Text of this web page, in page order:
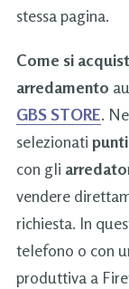
stessa pagina.
Come si
arredamento
GBS STORE.
selezionati
con gli
vendere
richiesta. In
telefono o con
produttiva a